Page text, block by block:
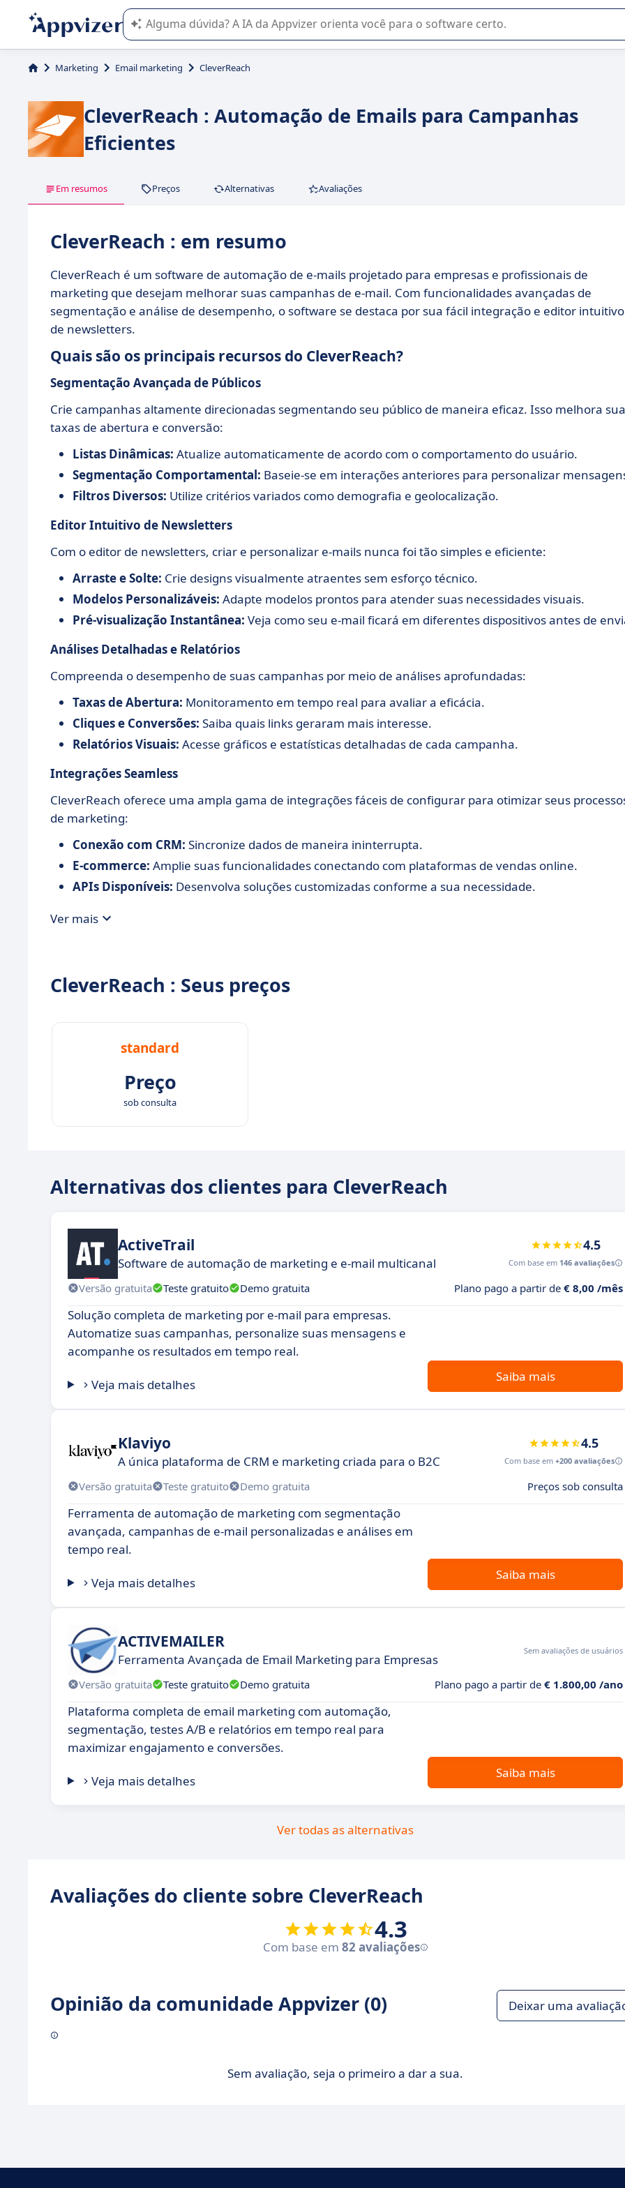
A IA do Appvizer o orienta no uso ou na seleção de software SaaS para sua empresa.
Marketing Email marketing CleverReach
CleverReach : Automação de Emails para Campanhas
Eficientes
Em resumos Preços Alternativas Avaliações
CleverReach : em resumo
CleverReach é um software de automação de e-mails projetado para empresas e profissionais de
marketing que desejam melhorar suas campanhas de e-mail. Com funcionalidades avançadas de
segmentação e análise de desempenho, o software se destaca por sua fácil integração e editor intuitivo
de newsletters.
Quais são os principais recursos do CleverReach?
Segmentação Avançada de Públicos
Crie campanhas altamente direcionadas segmentando seu público de maneira eficaz. Isso melhora
taxas de abertura e conversão:
Listas Dinâmicas: Atualize automaticamente de acordo com o comportamento do usuário.
Segmentação Comportamental: Baseie-se em interações anteriores para personalizar
Filtros Diversos: Utilize critérios variados como demografia e geolocalização.
Editor Intuitivo de Newsletters
Com o editor de newsletters, criar e personalizar e-mails nunca foi tão simples e eficiente:
Arraste e Solte: Crie designs visualmente atraentes sem esforço técnico.
Modelos Personalizáveis: Adapte modelos prontos para atender suas necessidades visuais.
Pré-visualização Instantânea: Veja como seu e-mail ficará em diferentes dispositivos antes de
Análises Detalhadas e Relatórios
Compreenda o desempenho de suas campanhas por meio de análises aprofundadas:
Taxas de Abertura: Monitoramento em tempo real para avaliar a eficácia.
Cliques e Conversões: Saiba quais links geraram mais interesse.
Relatórios Visuais: Acesse gráficos e estatísticas detalhadas de cada campanha.
Integrações Seamless
CleverReach oferece uma ampla gama de integrações fáceis de configurar para otimizar seus
de marketing:
Conexão com CRM: Sincronize dados de maneira ininterrupta.
E-commerce: Amplie suas funcionalidades conectando com plataformas de vendas online.
APIs Disponíveis: Desenvolva soluções customizadas conforme a sua necessidade.
Ver mais
CleverReach : Seus preços
standard
Preço
sob consulta
Alternativas dos clientes para CleverReach
ActiveTrail
Software de automação de marketing e e-mail multicanal
4.5
Com base em 146 avaliações
Versão gratuita Teste gratuito Demo gratuita Plano pago a partir de € 8,00 /mês
Solução completa de marketing por e-mail para empresas.
Automatize suas campanhas, personalize suas mensagens e
acompanhe os resultados em tempo real.
Veja mais detalhes
Saiba mais
Klaviyo
A única plataforma de CRM e marketing criada para o B2C
4.5
Com base em +200 avaliações
Versão gratuita Teste gratuito Demo gratuita Preços sob consulta
Ferramenta de automação de marketing com segmentação
avançada, campanhas de e-mail personalizadas e análises em
tempo real.
Veja mais detalhes
Saiba mais
ACTIVEMAILER
Ferramenta Avançada de Email Marketing para Empresas
Sem avaliações de usuários
Versão gratuita Teste gratuito Demo gratuita Plano pago a partir de € 1.800,00 /ano
Plataforma completa de email marketing com automação,
segmentação, testes A/B e relatórios em tempo real para
maximizar engajamento e conversões.
Veja mais detalhes
Saiba mais
Ver todas as alternativas
Avaliações do cliente sobre CleverReach
4.3
Com base em 82 avaliações
Opinião da comunidade Appvizer (0) Deixar uma
Sem avaliação, seja o primeiro a dar a sua.